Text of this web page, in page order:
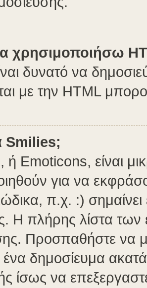
χρησιμοποιήσω
δυνατό να
με την HTML
Smilies;
Emoticons, είναι
για να
π.χ. :)
Η πλήρης λίστα των
Προσπαθήστε να
ένα δημοσίευμα
ίσως να